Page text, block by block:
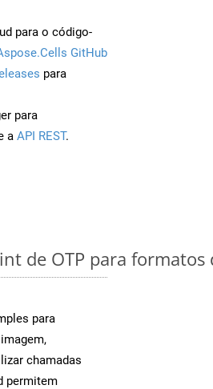
para o código-
GitHub
para
para
a API REST.
de OTP para formatos
para
chamadas
permitem